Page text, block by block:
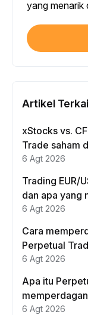
yang menarik
Artikel
xStocks vs.
Trade saham
6 Agt 2026
Trading EUR/
dan apa yang
6 Agt 2026
Cara
Perpetual
6 Agt 2026
Apa itu
6 Agt 2026